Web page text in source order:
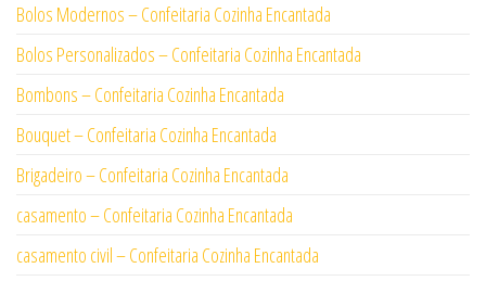
Bolos Modernos – Confeitaria Cozinha Encantada
Bolos Personalizados – Confeitaria Cozinha Encantada
Bombons – Confeitaria Cozinha Encantada
Bouquet – Confeitaria Cozinha Encantada
Brigadeiro – Confeitaria Cozinha Encantada
casamento – Confeitaria Cozinha Encantada
casamento civil – Confeitaria Cozinha Encantada